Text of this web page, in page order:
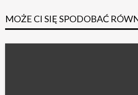
MOŻE CI SIĘ SPODOBAĆ